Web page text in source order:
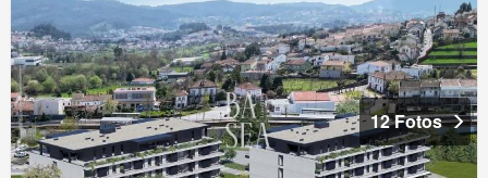
12 Fotos